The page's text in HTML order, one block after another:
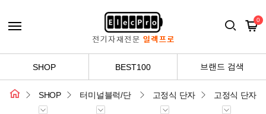
0
SHOP BEST100 브랜드 검색
SHOP 터미널블럭/단 고정식 단자 고정식 단자